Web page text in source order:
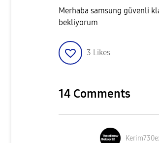
Merhaba samsung güvenli
bekliyorum
3 Likes
14 Comments